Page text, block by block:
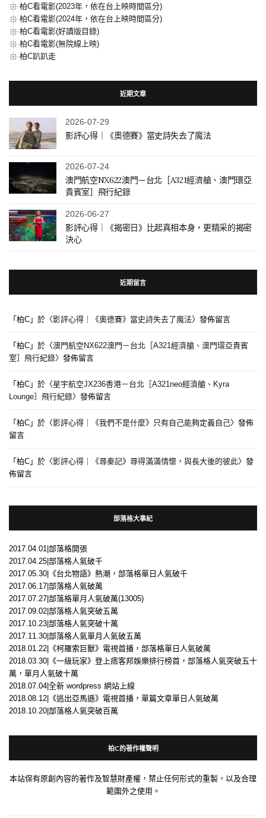
柏C看電影(2023年，依在台上映時間區分)
柏C看電影(2024年，依在台上映時間區分)
柏C看電影(好讀版目錄)
柏C看電影(無院線上映)
柏C趴趴走
近期文章
2026-07-29
影評心得｜《奧德賽》當史詩失去了魔法
2026-07-24
澳門航空NX622澳門－台北［A321經濟艙、澳門環亞
貴賓室］飛行紀錄
2026-06-27
影評心得｜《揭密日》比起真相本身，更精采的揭密
決心
近期留言
「 柏C 」於〈影評心得｜《奧德賽》當史詩失去了魔法〉發佈留言
「 柏C 」於〈澳門航空NX622澳門－台北［A321經濟艙、澳門環亞貴賓
室］飛行紀錄〉發佈留言
「 柏C 」於〈星宇航空JX236香港－台北［A321neo經濟艙、Kyra
Lounge］飛行紀錄〉發佈留言
「 柏C 」於〈影評心得｜《我們不是什麼》只有自己能夠定義自己〉發佈
留言
「 柏C 」於〈影評心得｜《尋秦記》尋得滿滿情懷，與長大後的彼此〉發
佈留言
部落格大事紀
2017.04.01|部落格開張
2017.04.25|部落格人氣破千
2017.05.30|《台北物語》熱潮，部落格單日人氣破千
2017.06.17|部落格人氣破萬
2017.07.27|部落格單月人氣破萬(13005)
2017.09.02|部落格人氣突破五萬
2017.10.23|部落格人氣突破十萬
2017.11.30|部落格人氣單月人氣破五萬
2018.01.22|《柯羅索巨獸》電視首播，部落格單日人氣破萬
2018.03.30|《一級玩家》登上痞客邦娛樂排行榜首，部落格人氣突破五十
萬，單月人氣破十萬
2018.07.04|全新 wordpress 網站上線
2018.08.12|《逃出亞馬遜》電視首播，單篇文章單日人氣破萬
2018.10.20|部落格人氣突破百萬
柏C的著作權聲明
本站保有原創內容的著作及智慧財產權，禁止任何形式的重製，以及合理
範圍外之使用。